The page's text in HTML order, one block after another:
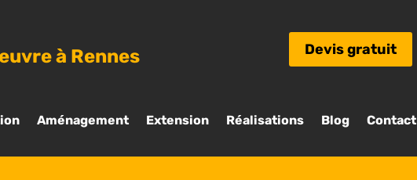
à Rennes Devis gratuit
Aménagement Extension Réalisations Blog Contact